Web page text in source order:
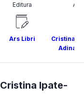
Editura
Ars Libri
Cristina
Adina
Cristina Ipate-